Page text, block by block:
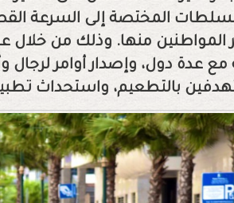
المختصة إلى السرعة
المواطنين منها. وذلك من خلال
مع عدة دول، وإصدار أوامر لرجال
بالتطعيم، واستحداث